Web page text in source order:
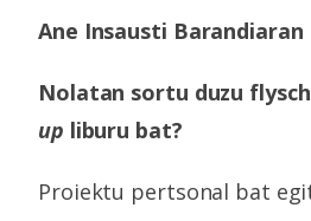
Ane Insausti Barandiaran
Nolatan sortu duzu
up liburu bat?
Proiektu pertsonal bat